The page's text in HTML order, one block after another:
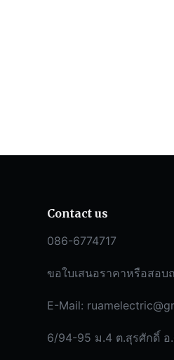
Contact us
086-6774717
ขอใบเสนอราคาหรือสอบ
E-Mail:
6/94-95 ม.4 ต.สุรศักดิ์ อ